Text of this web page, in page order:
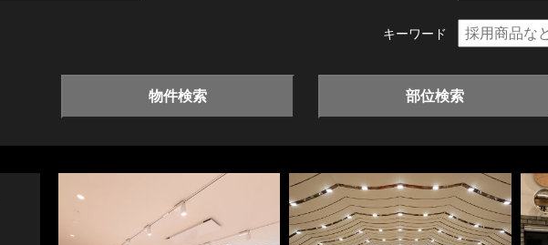
キーワード
物件検索 部位検索